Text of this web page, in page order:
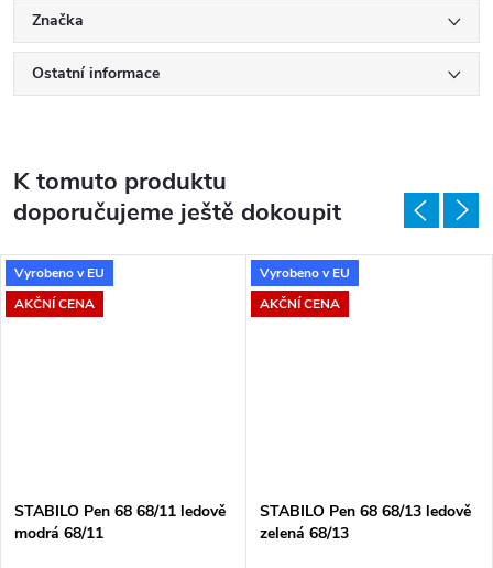
Značka
Ostatní informace
K tomuto produktu
doporučujeme ještě dokoupit
Vyrobeno v EU
AKČNÍ CENA
STABILO Pen 68 68/11 ledově
modrá 68/11
Vyrobeno v EU
AKČNÍ CENA
STABILO Pen 68 68/13 ledově
zelená 68/13